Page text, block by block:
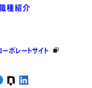
種紹介
ーポレートサイト